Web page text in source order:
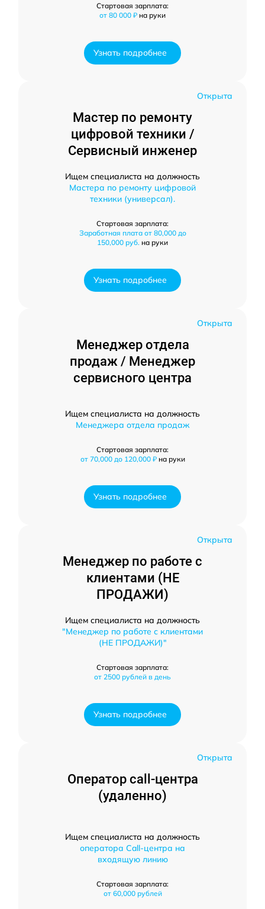
Стартовая зарплата:
от 80 000 ₽ на руки
Узнать подробнее
Открыта
Мастер по ремонту
цифровой техники /
Сервисный инженер
Ищем специалиста на должность
Мастера по ремонту цифровой
техники (универсал).
Стартовая зарплата:
Заработная плата от 80,000 до
150,000 руб. на руки
Узнать подробнее
Открыта
Менеджер отдела
продаж / Менеджер
сервисного центра
Ищем специалиста на должность
Менеджера отдела продаж
Стартовая зарплата:
от 70,000 до 120,000 ₽ на руки
Узнать подробнее
Открыта
Менеджер по работе с
клиентами (НЕ
ПРОДАЖИ)
Ищем специалиста на должность
"Менеджер по работе с клиентами
(НЕ ПРОДАЖИ)"
Стартовая зарплата:
от 2500 рублей в день
Узнать подробнее
Открыта
Оператор call-центра
(удаленно)
Ищем специалиста на должность
оператора Call-центра на
входящую линию
Стартовая зарплата:
от 60,000 рублей